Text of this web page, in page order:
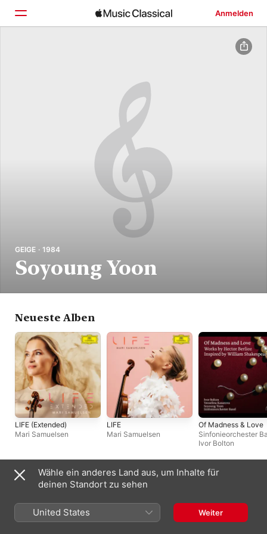
Anmelden
GEIGE · 1984
Soyoung Yoon
Neueste Alben
LIFE (Extended)
Mari Samuelsen
LIFE
Mari Samuelsen
Of Madness & Love
Sinfonieorchester
Ivor Bolton
Live-Alben
Wähle ein anderes Land aus, um Inhalte für
deinen Standort zu sehen
United States Weiter